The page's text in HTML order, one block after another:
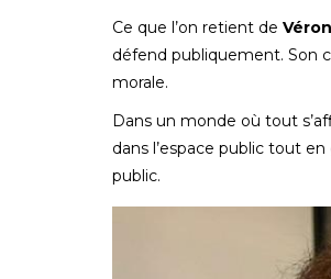
Ce que l’on retient de
défend publiquement. Son
morale.
Dans un monde où tout
dans l’espace public tout
public.